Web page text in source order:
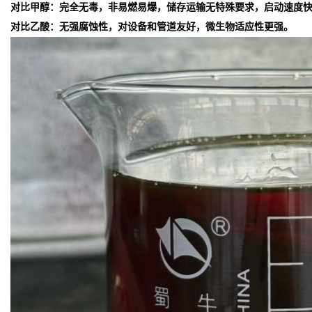
对比甲醇：完全无毒，非易燃易爆，储存运输无特殊要求，启动速度
对比乙酸：无强腐蚀性，对设备和管道友好，微生物适应性更强。